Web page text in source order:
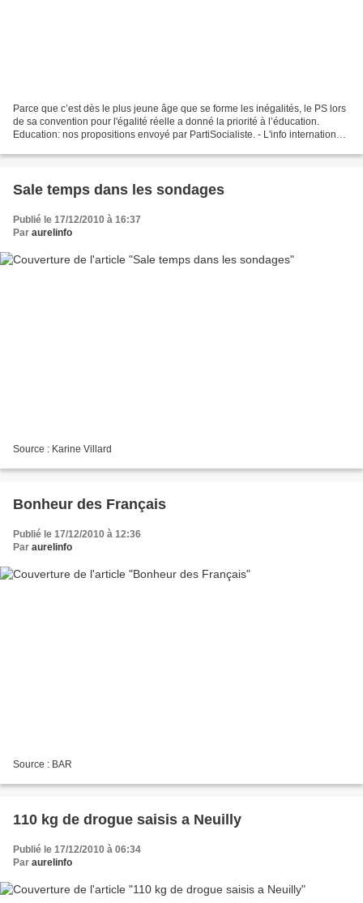
Parce que c’est dès le plus jeune âge que se forme les inégalités, le PS lors
de sa convention pour l'égalité réelle a donné la priorité à l’éducation.
Education: nos propositions envoyé par PartiSocialiste. - L'info internationale
Sale temps dans les sondages
Publié le 17/12/2010 à 16:37
Par aurelinfo
Source : Karine Villard
Bonheur des Français
Publié le 17/12/2010 à 12:36
Par aurelinfo
Source : BAR
110 kg de drogue saisis a Neuilly
Publié le 17/12/2010 à 06:34
Par aurelinfo